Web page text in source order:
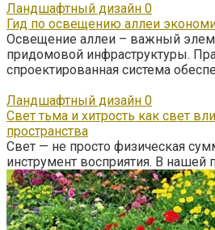
Ландшафтный дизайн 0
Гид по освещению аллеи
Освещение аллеи – важный
придомовой инфраструктуры.
спроектированная система
Ландшафтный дизайн 0
Свет тьма и хитрость как свет
пространства
Свет — не просто физическая
инструмент восприятия. В нашей